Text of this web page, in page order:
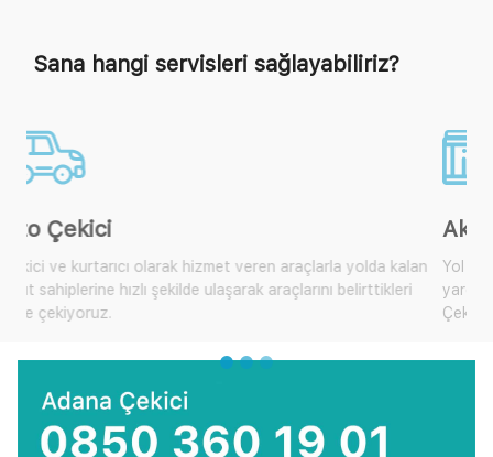
Sana hangi servisleri sağlayabiliriz?
Akü Takviye
Yol yardım araçlarımıza ulaşarak size yakın olan mobil araçtan
yardım isteyebilir, çok sık karşılaşılan bu durum için artık
Çekici Çağır'dan yardım talep edebilirsiniz.